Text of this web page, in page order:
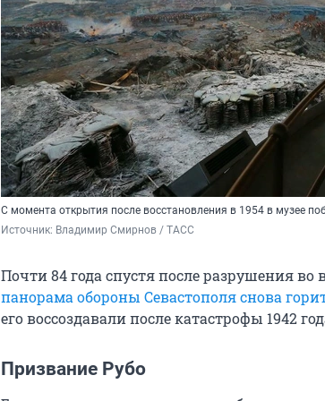
С момента открытия после восстановления в 1954 в музее
Источник: Владимир Смирнов / ТАСС
Почти 84 года спустя после разрушения
панорама обороны Севастополя снова
его воссоздавали после катастрофы 1942
Призвание Рубо